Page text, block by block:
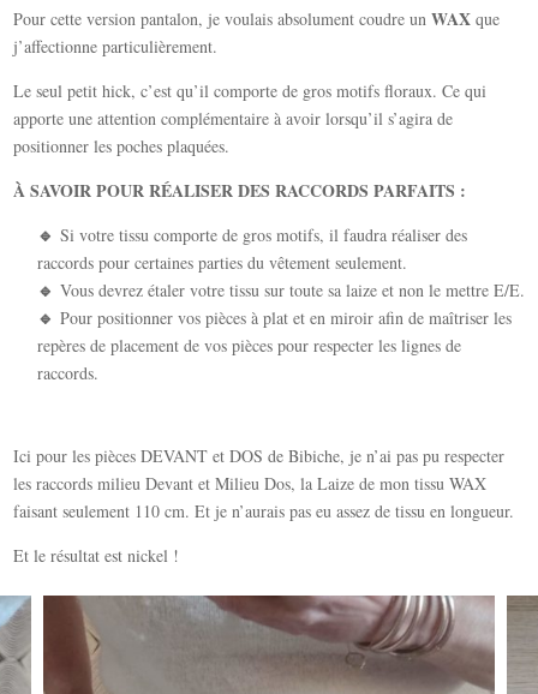
Pour cette version pantalon, je voulais absolument coudre un WAX que
j’affectionne particulièrement.
Le seul petit hick, c’est qu’il comporte de gros motifs floraux. Ce qui
apporte une attention complémentaire à avoir lorsqu’il s’agira de
positionner les poches plaquées.
À SAVOIR POUR RÉALISER DES RACCORDS PARFAITS :
🔹 Si votre tissu comporte de gros motifs, il faudra réaliser des
raccords pour certaines parties du vêtement seulement.
🔹 Vous devrez étaler votre tissu sur toute sa laize et non le mettre E/E.
🔹 Pour positionner vos pièces à plat et en miroir afin de maîtriser les
repères de placement de vos pièces pour respecter les lignes de
raccords.
Ici pour les pièces DEVANT et DOS de Bibiche, je n’ai pas pu respecter
les raccords milieu Devant et Milieu Dos, la Laize de mon tissu WAX
faisant seulement 110 cm. Et je n’aurais pas eu assez de tissu en longueur.
Et le résultat est nickel !